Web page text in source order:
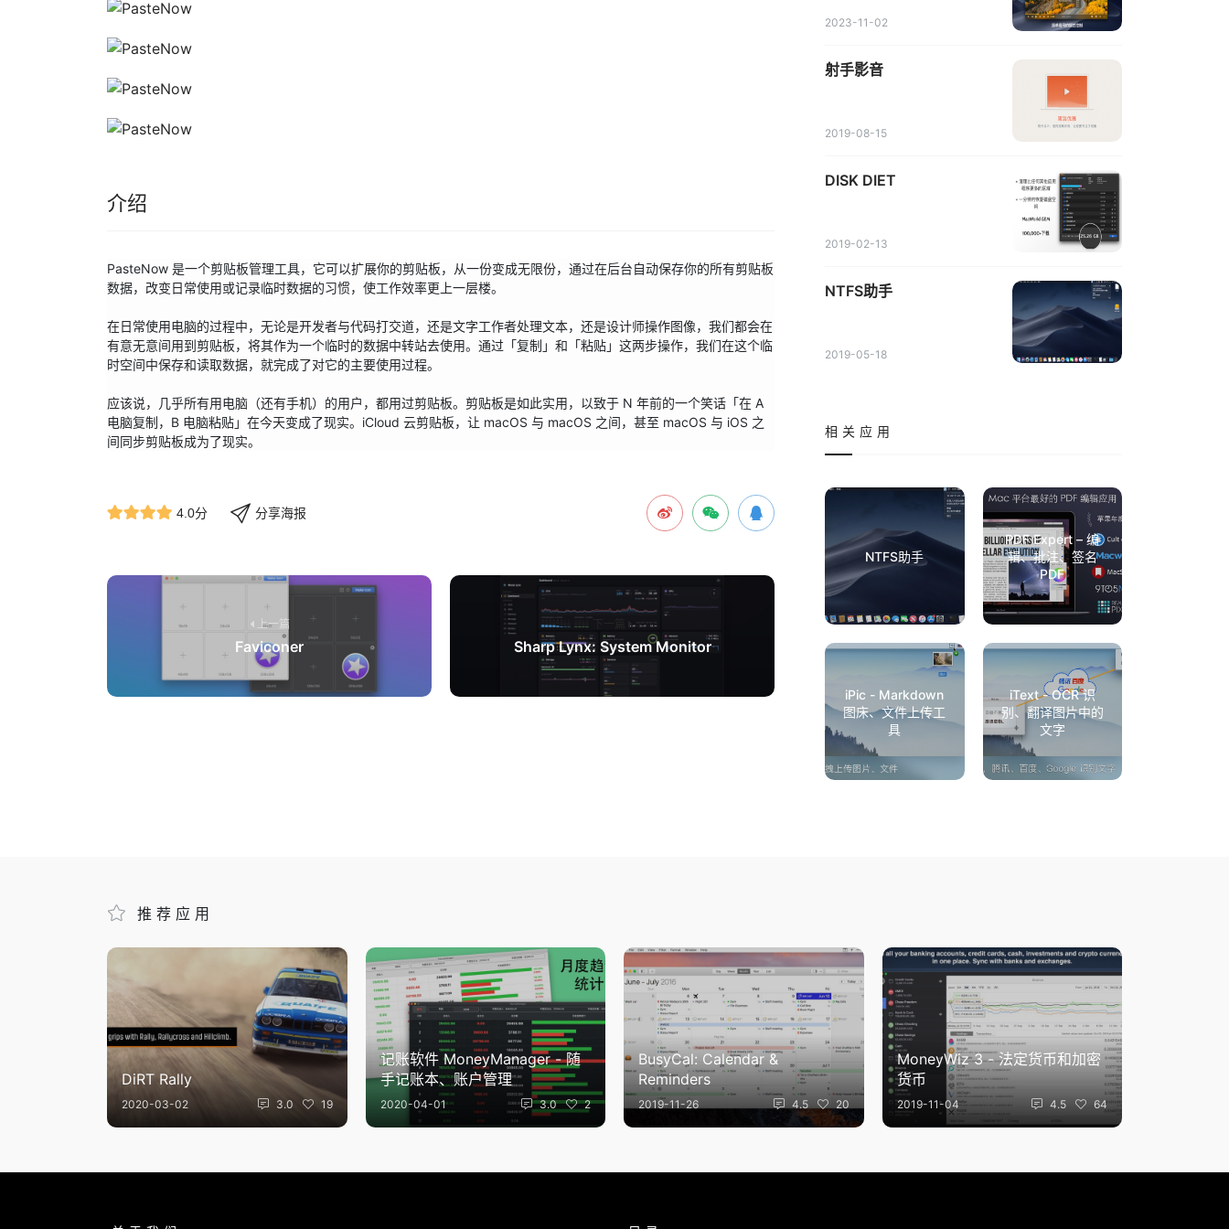
介绍
PasteNow 是一个剪贴板管理工具，它可以扩展你的剪贴板，从一份变成无限份，通过在后台自动保存你的所有剪贴板
数据，改变日常使用或记录临时数据的习惯，使工作效率更上一层楼。
在日常使用电脑的过程中，无论是开发者与代码打交道，还是文字工作者处理文本，还是设计师操作图像，我们都会在
有意无意间用到剪贴板，将其作为一个临时的数据中转站去使用。通过「复制」和「粘贴」这两步操作，我们在这个临
时空间中保存和读取数据，就完成了对它的主要使用过程。
应该说，几乎所有用电脑（还有手机）的用户，都用过剪贴板。剪贴板是如此实用，以致于 N 年前的一个笑话「在 A
电脑复制，B 电脑粘贴」在今天变成了现实。iCloud 云剪贴板，让 macOS 与 macOS 之间，甚至 macOS 与 iOS 之
间同步剪贴板成为了现实。
4.0分 分享海报
上一篇
Faviconer Sharp Lynx: System Monitor
2023-11-02
射手影音
2019-08-15
DISK DIET
2019-02-13
NTFS助手
2019-05-18
相关应用
NTFS助手
PDF Expert – 编
辑、批注、签名
PDF
iPic - Markdown
图床、文件上传工
具
iText - OCR 识
别、翻译图片中的
文字
推荐应用
DiRT Rally
2020-03-02 3.0 19
记账软件 MoneyManager - 随
手记账本、账户管理
2020-04-01 3.0 2
BusyCal: Calendar &
Reminders
2019-11-26 4.5 20
MoneyWiz 3 - 法定货币和加密
货币
2019-11-04 4.5 64